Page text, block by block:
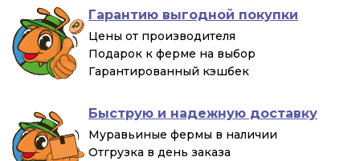
Гарантию выгодной покупки
Цены от производителя
Подарок к ферме на выбор
Гарантированный кэшбек
Быструю и надежную доставку
Муравьиные фермы в наличии
Отгрузка в день заказа